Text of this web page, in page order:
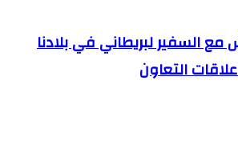
مع السفير لبريطاني في بلادنا
التعاون